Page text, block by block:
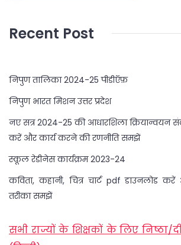
Recent Post
निपुण तालिका 2024-25 पीडीऍफ़
निपुण भारत मिशन उत्तर प्रदेश
नए सत्र 2024-25 की आधारशिला क्रियान्वयन
करें और कार्य करने की रणनीति समझें
स्कूल रेडीनेस कार्यक्रम 2023-24
कविता, कहानी, चित्र चार्ट pdf डाउनलोड
तरीका समझें
सभी राज्यों के शिक्षकों के लिए निष्ठा/